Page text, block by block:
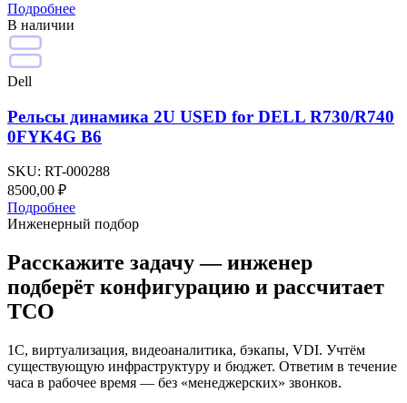
Подробнее
В наличии
Dell
Рельсы динамика 2U USED for DELL R730/R740
0FYK4G B6
SKU: RT-000288
8500,00 ₽
Подробнее
Инженерный подбор
Расскажите задачу — инженер
подберёт конфигурацию и рассчитает
TCO
1С, виртуализация, видеоаналитика, бэкапы, VDI. Учтём
существующую инфраструктуру и бюджет. Ответим в течение
часа в рабочее время — без «менеджерских» звонков.